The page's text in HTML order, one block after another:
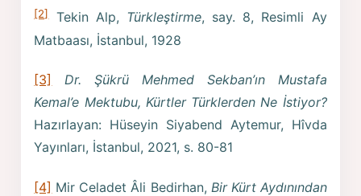
[2]Tekin Alp, Türkleştirme, say. 8, Resimli Ay
Matbaası, İstanbul, 1928
[3]
Dr. Şükrü Mehmed Sekban’ın Mustafa
Kemal’e Mektubu, Kürtler Türklerden Ne İstiyor?
Hazırlayan: Hüseyin Siyabend Aytemur, Hîvda
Yayınları, İstanbul, 2021, s. 80-81
[4] Mir Celadet Âli Bedirhan, Bir Kürt Aydınından